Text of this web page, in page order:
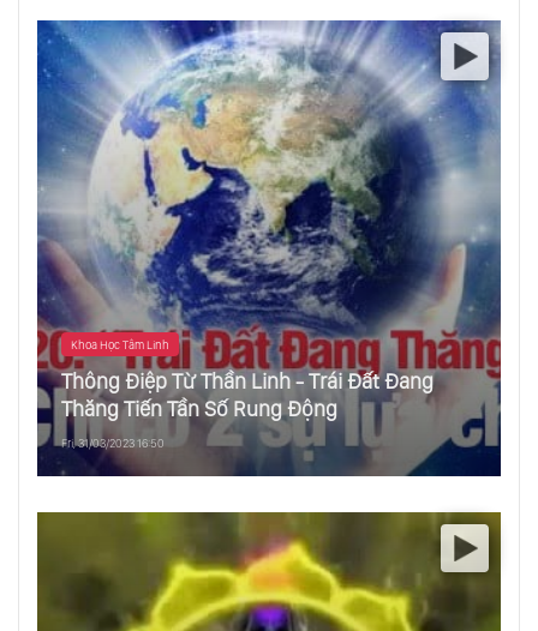
Khoa Học Tâm Linh
Thông Điệp Từ Thần Linh - Trái Đất Đang
Thăng Tiến Tần Số Rung Động
Fri, 31/03/2023 16:50